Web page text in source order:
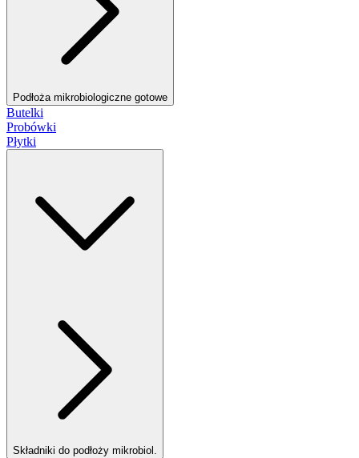
Podłoża mikrobiologiczne gotowe
Butelki
Probówki
Płytki
Składniki do podłoży mikrobiol.